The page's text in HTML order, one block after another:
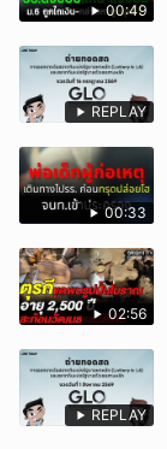
00:49
REPLAY
00:33
02:56
REPLAY